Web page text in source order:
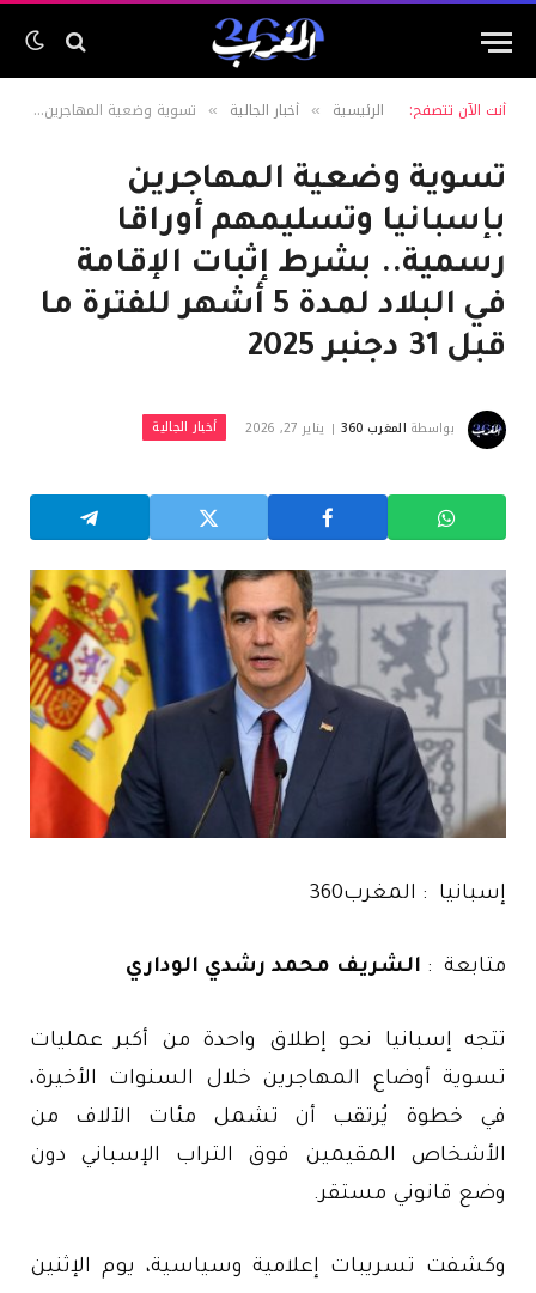
أنت الآن تتصفح: الرئيسية » أخبار الجالية » تسوية وضعية المهاجرين بإسبانيا وتسليمهم أوراقا رسمية.. بشرط إثبات الإقامة في البلاد لمدة 5 أشهر للفترة ما قبل 31 دجنبر 2025
تسوية وضعية المهاجرين
بإسبانيا وتسليمهم أوراقا
رسمية.. بشرط إثبات الإقامة
في البلاد لمدة 5 أشهر للفترة ما
قبل 31 دجنبر 2025
بواسطة المغرب 360 يناير 27, 2026 أخبار الجالية
إسبانيا : المغرب360
متابعة : الشريف محمد رشدي الوداري
تتجه إسبانيا نحو إطلاق واحدة من أكبر عمليات
تسوية أوضاع المهاجرين خلال السنوات الأخيرة،
في خطوة يُرتقب أن تشمل مئات الآلاف من
الأشخاص المقيمين فوق التراب الإسباني دون
وضع قانوني مستقر.
وكشفت تسريبات إعلامية وسياسية، يوم الإثنين